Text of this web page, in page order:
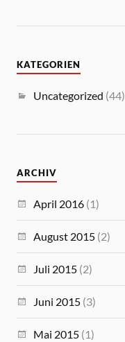
KATEGORIEN
Uncategorized (44)
ARCHIV
April 2016 (1)
August 2015 (2)
Juli 2015 (2)
Juni 2015 (3)
Mai 2015 (1)